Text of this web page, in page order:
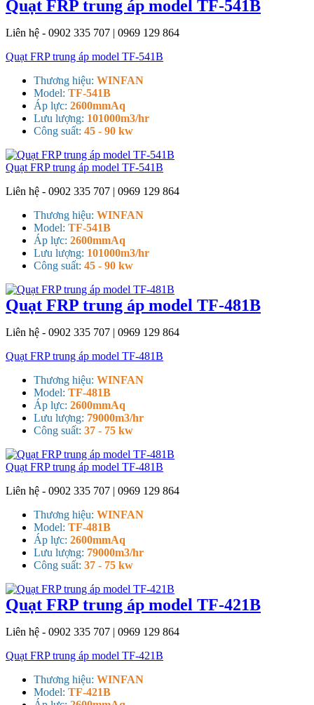
Quạt FRP trung áp model TF-541B
Liên hệ - 0902 335 707 | 0969 129 864
Quạt FRP trung áp model TF-541B
Thương hiệu: WINFAN
Model: TF-541B
Áp lực: 2600mmAq
Lưu lượng: 101000m3/hr
Công suất: 45 - 90 kw
Quạt FRP trung áp model TF-541B
Liên hệ - 0902 335 707 | 0969 129 864
Thương hiệu: WINFAN
Model: TF-541B
Áp lực: 2600mmAq
Lưu lượng: 101000m3/hr
Công suất: 45 - 90 kw
Quạt FRP trung áp model TF-481B
Liên hệ - 0902 335 707 | 0969 129 864
Quạt FRP trung áp model TF-481B
Thương hiệu: WINFAN
Model: TF-481B
Áp lực: 2600mmAq
Lưu lượng: 79000m3/hr
Công suất: 37 - 75 kw
Quạt FRP trung áp model TF-481B
Liên hệ - 0902 335 707 | 0969 129 864
Thương hiệu: WINFAN
Model: TF-481B
Áp lực: 2600mmAq
Lưu lượng: 79000m3/hr
Công suất: 37 - 75 kw
Quạt FRP trung áp model TF-421B
Liên hệ - 0902 335 707 | 0969 129 864
Quạt FRP trung áp model TF-421B
Thương hiệu: WINFAN
Model: TF-421B